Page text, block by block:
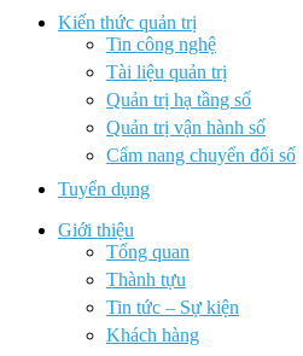
Kiến thức quản trị
Tin công nghệ
Tài liệu quản trị
Quản trị hạ tầng số
Quản trị vận hành số
Cẩm nang chuyển đổi số
Tuyển dụng
Giới thiệu
Tổng quan
Thành tựu
Tin tức – Sự kiện
Khách hàng